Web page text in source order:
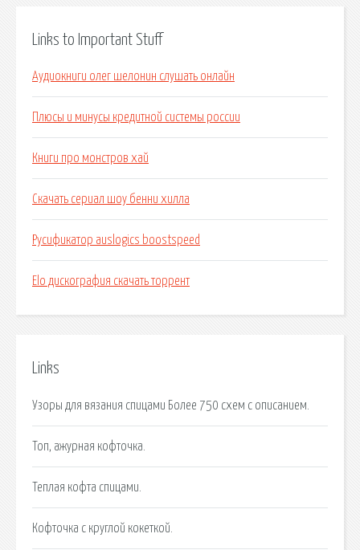
Links to Important Stuff
Аудиокниги олег шелонин слушать онлайн
Плюсы и минусы кредитной системы россии
Книги про монстров хай
Скачать сериал шоу бенни хилла
Русификатор auslogics boostspeed
Elo дискография скачать торрент
Links
Узоры для вязания спицами Более 750 схем с описанием.
Топ, ажурная кофточка.
Теплая кофта спицами.
Кофточка с круглой кокеткой.